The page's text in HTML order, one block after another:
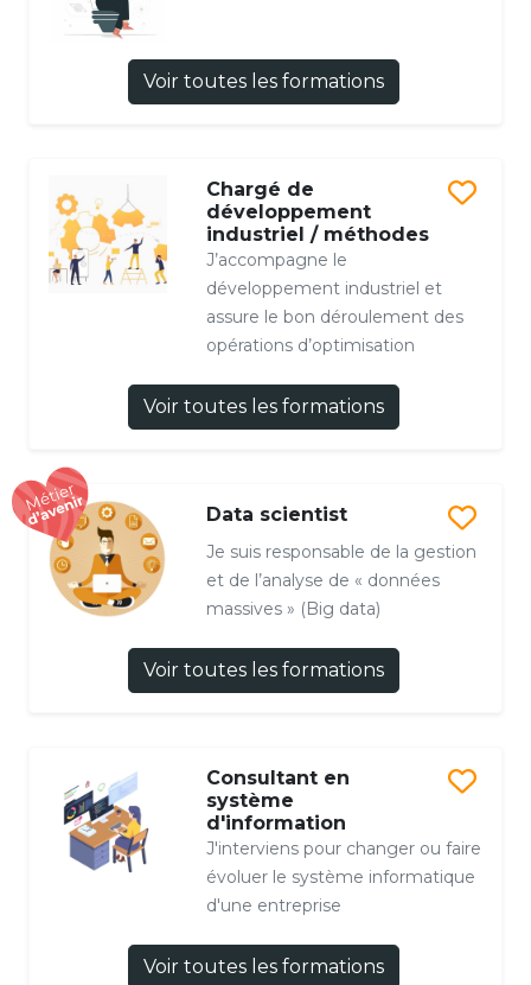
Voir toutes les formations
Chargé de
développement
industriel / méthodes
J’accompagne le
développement industriel et
assure le bon déroulement des
opérations d’optimisation
Voir toutes les formations
Data scientist
Je suis responsable de la gestion
et de l’analyse de « données
massives » (Big data)
Voir toutes les formations
Consultant en
système
d'information
J'interviens pour changer ou faire
évoluer le système informatique
d'une entreprise
Voir toutes les formations